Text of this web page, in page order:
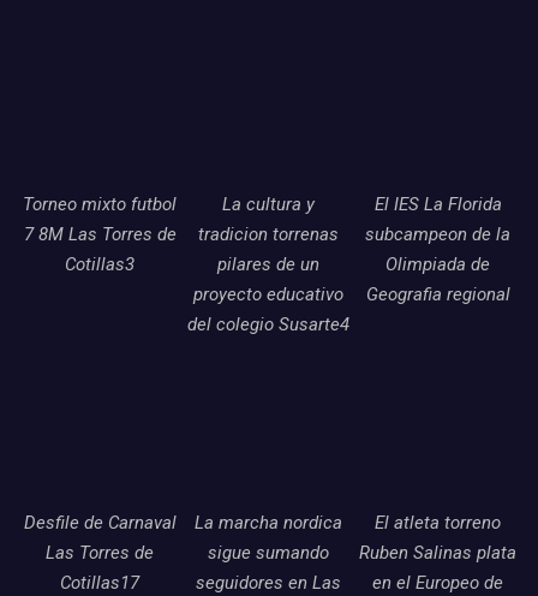
Torneo mixto futbol
7 8M Las Torres de
Cotillas3
La cultura y
tradicion torrenas
pilares de un
proyecto educativo
del colegio Susarte4
El IES La Florida
subcampeon de la
Olimpiada de
Geografia regional
Desfile de Carnaval
Las Torres de
Cotillas17
La marcha nordica
sigue sumando
seguidores en Las
El atleta torreno
Ruben Salinas plata
en el Europeo de